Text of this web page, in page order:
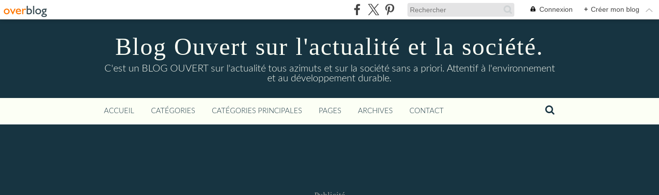
Connexion + Créer mon blog
Blog Ouvert sur l'actualité et la société.
C'est un BLOG OUVERT sur l'actualité tous azimuts et sur la société sans a priori. Attentif à l'environnement
et au développement durable.
ACCUEIL CATÉGORIES CATÉGORIES PRINCIPALES PAGES ARCHIVES CONTACT